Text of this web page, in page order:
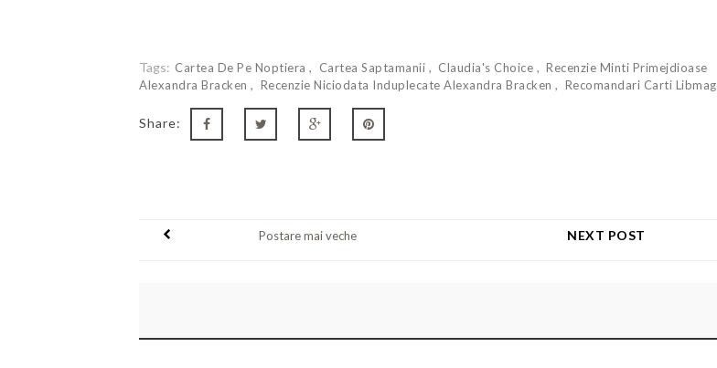
Tags: Cartea De Pe Noptiera Cartea Saptamanii Claudia's Choice
Recenzie Minti Primejdioase
Alexandra Bracken
Recenzie Niciodata Induplecate Alexandra Bracken Recomandari Carti Libmag
Share:
NEXT POST
Postare mai veche